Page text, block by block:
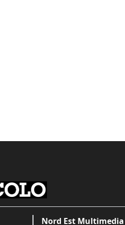
Nord Est Multimedia